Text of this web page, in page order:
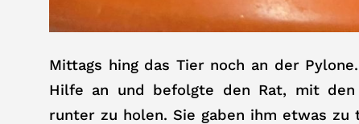
Mittags hing das Tier noch an der
Hilfe an und befolgte den Rat, mit den
runter zu holen. Sie gaben ihm etwas